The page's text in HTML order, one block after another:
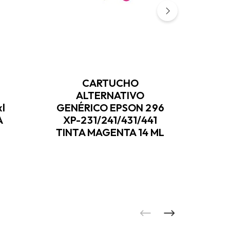
CARTUCHO
ALTERNATIVO
GENÉRICO EPSON 296
XP-231/241/431/441
TINTA MAGENTA 14 ML